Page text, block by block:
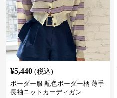
¥5,440 (税込)
ボーダー服 配色ボーダー柄 薄手
長袖ニットカーディガン